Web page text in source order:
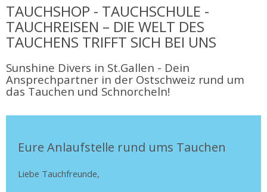
TAUCHSHOP - TAUCHSCHULE -
TAUCHREISEN – DIE WELT DES
TAUCHENS TRIFFT SICH BEI UNS
Sunshine Divers in St.Gallen - Dein
Ansprechpartner in der Ostschweiz rund um
das Tauchen und Schnorcheln!
Eure Anlaufstelle rund ums Tauchen
Liebe Tauchfreunde,